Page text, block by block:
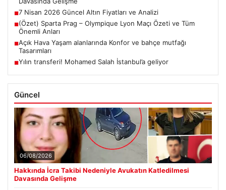
■7 Nisan 2026 Güncel Altın Fiyatları ve Analizi
■(Özet) Sparta Prag – Olympique Lyon Maçı Özeti ve Tüm
Önemli Anları
■Açık Hava Yaşam alanlarında Konfor ve bahçe mutfağı
Tasarımları
■Yılın transferi! Mohamed Salah İstanbul’a geliyor
Güncel
06/08/2026
Hakkında İcra Takibi Nedeniyle Avukatın Katledilmesi
Davasında Gelişme